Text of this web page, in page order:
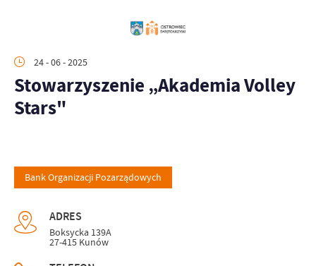
24 - 06 - 2025
Stowarzyszenie „Akademia Volley
Stars"
Bank Organizacji Pozarządowych
ADRES
Boksycka 139A
27-415 Kunów